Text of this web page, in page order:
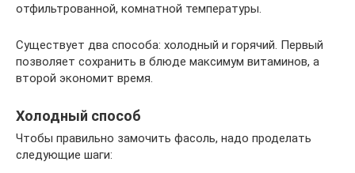
отфильтрованной, комнатной температуры.
Существует два способа: холодный и горячий. Первый
позволяет сохранить в блюде максимум витаминов, а
второй экономит время.
Холодный способ
Чтобы правильно замочить фасоль, надо проделать
следующие шаги: